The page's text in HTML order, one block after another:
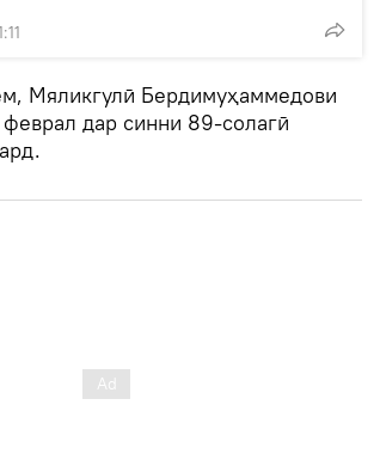
Мяликгулӣ Бердимуҳаммедови
феврал дар синни 89-солагӣ